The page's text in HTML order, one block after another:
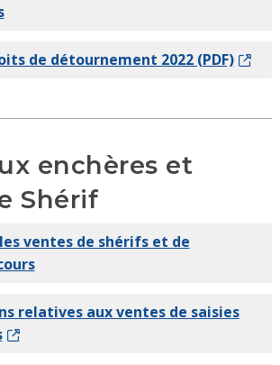
de détournement 2022 (PDF)
enchères et
Shérif
ventes de shérifs et de
relatives aux ventes de saisies